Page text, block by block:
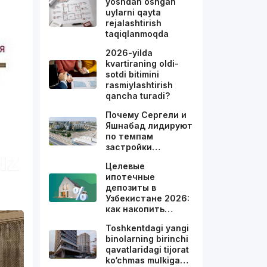
uylarni qayta
rejalashtirish
taqiqlanmoqda
2026-yilda
kvartiraning oldi-
sotdi bitimini
rasmiylashtirish
qancha turadi?
Почему Сергели и
Яшнабад лидируют
по темпам
застройки…
Целевые
ипотечные
депозиты в
Узбекистане 2026:
как накопить…
Toshkentdagi yangi
binolarning birinchi
qavatlaridagi tijorat
ko‘chmas mulkiga…